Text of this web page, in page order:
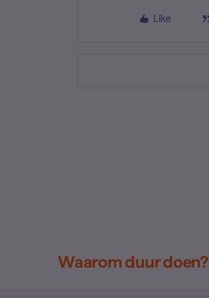
Like
Waarom duur doen?